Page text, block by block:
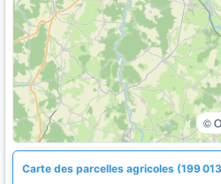
©
Carte des parcelles agricoles (199